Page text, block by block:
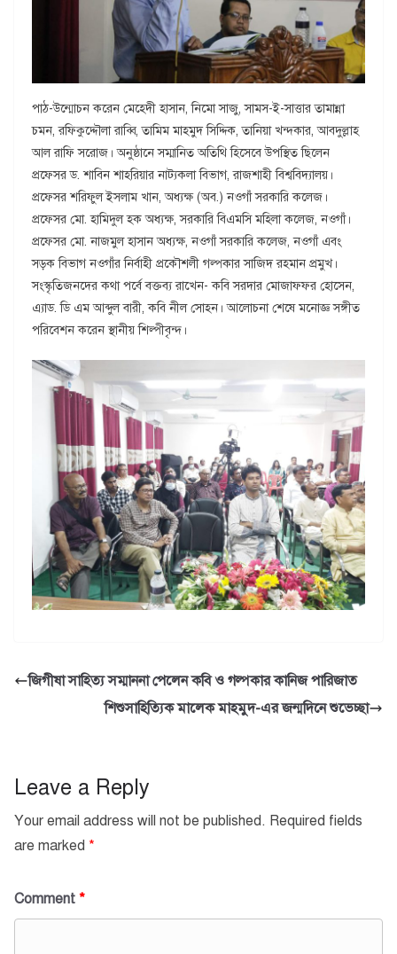
পাঠ-উন্মোচন করেন মেহেদী হাসান, নিমো সাজু, সামস-ই-সাত্তার তামান্না
চমন, রফিকুদ্দৌলা রাব্বি, তামিম মাহমুদ সিদ্দিক, তানিয়া খন্দকার, আবদুল্লাহ
আল রাফি সরোজ। অনুষ্ঠানে সম্মানিত অতিথি হিসেবে উপস্থিত ছিলেন
প্রফেসর ড. শাবিন শাহরিয়ার নাট্যকলা বিভাগ, রাজশাহী বিশ্ববিদ্যালয়।
প্রফেসর শরিফুল ইসলাম খান, অধ্যক্ষ (অব.) নওগাঁ সরকারি কলেজ।
প্রফেসর মো. হামিদুল হক অধ্যক্ষ, সরকারি বিএমসি মহিলা কলেজ, নওগাঁ।
প্রফেসর মো. নাজমুল হাসান অধ্যক্ষ, নওগাঁ সরকারি কলেজ, নওগাঁ এবং
সড়ক বিভাগ নওগাঁর নির্বাহী প্রকৌশলী গল্পকার সাজিদ রহমান প্রমুখ।
সংস্কৃতিজনদের কথা পর্বে বক্তব্য রাখেন- কবি সরদার মোজাফফর হোসেন,
এ্যাড. ডি এম আব্দুল বারী, কবি নীল সোহন। আলোচনা শেষে মনোজ্ঞ সঙ্গীত
পরিবেশন করেন স্থানীয় শিল্পীবৃন্দ।
জিগীষা সাহিত্য সম্মাননা পেলেন কবি ও গল্পকার কানিজ পারিজাত
শিশুসাহিত্যিক মালেক মাহমুদ-এর জন্মদিনে শুভেচ্ছা
Leave a Reply
Your email address will not be published. Required fields
are marked *
Comment *